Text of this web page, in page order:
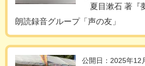
夏目漱石 著『
朗読録音グループ「声の友」
公開日：2025年12